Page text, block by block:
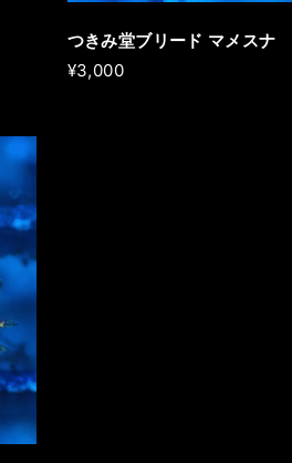
つきみ堂ブリード マメスナ
¥3,000